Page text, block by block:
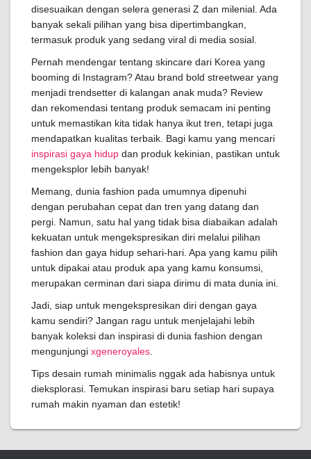
disesuaikan dengan selera generasi Z dan milenial. Ada
banyak sekali pilihan yang bisa dipertimbangkan,
termasuk produk yang sedang viral di media sosial.
Pernah mendengar tentang skincare dari Korea yang
booming di Instagram? Atau brand bold streetwear yang
menjadi trendsetter di kalangan anak muda? Review
dan rekomendasi tentang produk semacam ini penting
untuk memastikan kita tidak hanya ikut tren, tetapi juga
mendapatkan kualitas terbaik. Bagi kamu yang mencari
inspirasi gaya hidup dan produk kekinian, pastikan untuk
mengeksplor lebih banyak!
Memang, dunia fashion pada umumnya dipenuhi
dengan perubahan cepat dan tren yang datang dan
pergi. Namun, satu hal yang tidak bisa diabaikan adalah
kekuatan untuk mengekspresikan diri melalui pilihan
fashion dan gaya hidup sehari-hari. Apa yang kamu pilih
untuk dipakai atau produk apa yang kamu konsumsi,
merupakan cerminan dari siapa dirimu di mata dunia ini.
Jadi, siap untuk mengekspresikan diri dengan gaya
kamu sendiri? Jangan ragu untuk menjelajahi lebih
banyak koleksi dan inspirasi di dunia fashion dengan
mengunjungi xgeneroyales
Tips desain rumah minimalis nggak ada habisnya untuk
dieksplorasi. Temukan inspirasi baru setiap hari supaya
rumah makin nyaman dan estetik!